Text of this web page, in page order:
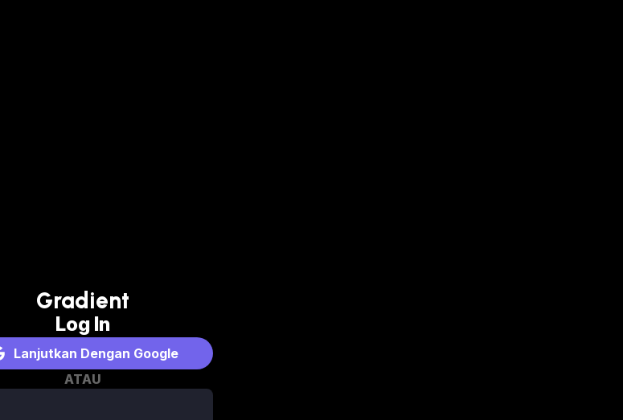
Gradient
Log In
Lanjutkan Dengan Google
ATAU